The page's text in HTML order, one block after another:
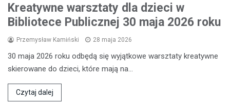
Kreatywne warsztaty dla dzieci w
Bibliotece Publicznej 30 maja 2026 roku
Przemysław Kamiński 28 maja 2026
30 maja 2026 roku odbędą się wyjątkowe warsztaty kreatywne
skierowane do dzieci, które mają na…
Czytaj dalej